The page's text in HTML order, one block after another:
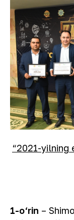
“2021-yilning
1-o‘rin –